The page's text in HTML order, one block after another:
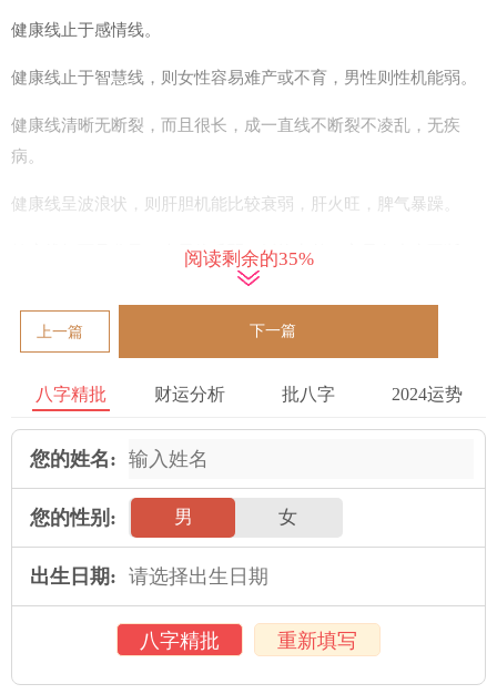
健康线止于感情线。
健康线止于智慧线，则女性容易难产或不育，男性则性机能弱。
健康线清晰无断裂，而且很长，成一直线不断裂不凌乱，无疾
病。
健康线呈波浪状，则肝胆机能比较衰弱，肝火旺，脾气暴躁。
健康线短而且分叉，表示体质弱，抵抗力差，容易有小病不断。
健康线短而且分叉，表示消化机能正在衰退，容易患肠胃疾病。
助，这条健康线的出现，显示此人身体健康，精力旺盛。
健康线和其他线不一样，很健壮，神经机能健全。需要如何预防
等。
阅读剩余的35%
上一篇 下一篇
八字精批 财运分析 批八字 2024运势
您的姓名:
您的性别: 男 女
出生日期:
八字精批 重新填写